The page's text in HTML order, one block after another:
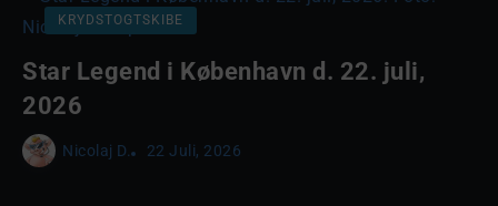
KRYDSTOGTSKIBE
Star Legend i København d. 22. juli,
2026
Nicolaj D. 22 Juli, 2026